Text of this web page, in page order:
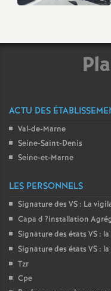
ACTU DES
Val-de-Marne
Seine-Saint-Denis
Seine-et-Marne
LES PERSONNELS
Signature des VS : La
Capa d ?installation
Signature des états VS :
Signature des états VS :
Tzr
Cpe